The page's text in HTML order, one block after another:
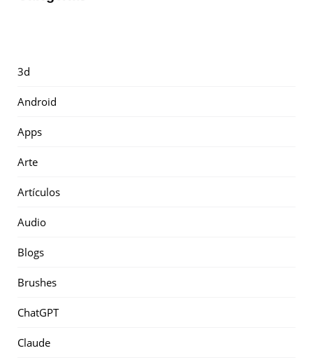
3d
Android
Apps
Arte
Artículos
Audio
Blogs
Brushes
ChatGPT
Claude